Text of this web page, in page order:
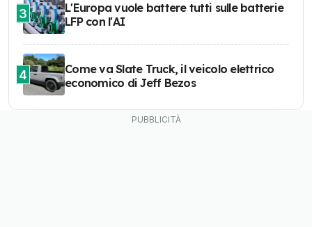
3
L'Europa vuole battere tutti sulle batterie
LFP con l'AI
4
Come va Slate Truck, il veicolo elettrico
economico di Jeff Bezos